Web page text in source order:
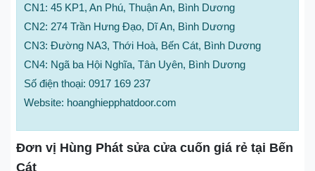
CN1: 45 KP1, An Phú, Thuận An, Bình Dương
CN2: 274 Trần Hưng Đạo, Dĩ An, Bình Dương
CN3: Đường NA3, Thới Hoà, Bến Cát, Bình Dương
CN4: Ngã ba Hội Nghĩa, Tân Uyên, Bình Dương
Số điện thoại: 0917 169 237
Website: hoanghiepphatdoor.com
Đơn vị Hùng Phát sửa cửa cuốn giá rẻ tại Bến
Cát